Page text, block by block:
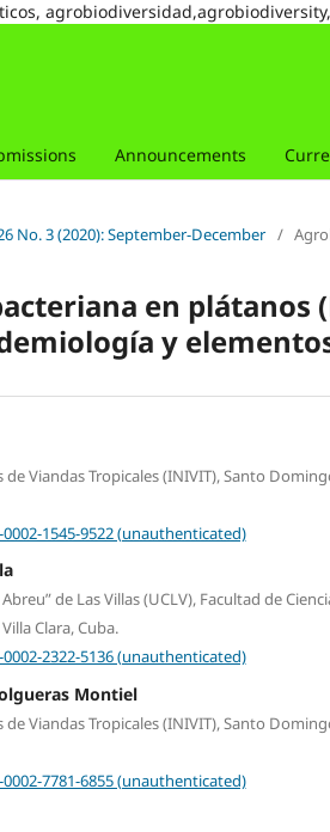
Announcements
No. 3 (2020): September-December /
en plátanos
y
Viandas Tropicales (INIVIT), Santo
1545-9522 (unauthenticated)
de Las Villas (UCLV), Facultad de
Clara, Cuba.
2322-5136 (unauthenticated)
Montiel
Viandas Tropicales (INIVIT), Santo
7781-6855 (unauthenticated)